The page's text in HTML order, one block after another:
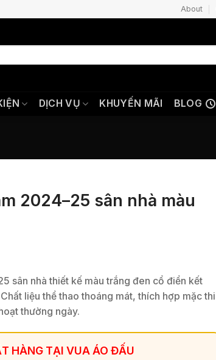
About
DỊCH VỤ KHUYẾN MÃI BLOG
2024–25 sân nhà màu
sân nhà thiết kế màu trắng đen cổ điển kết
liệu thể thao thoáng mát, thích hợp mặc thi
thường ngày.
HÀNG TẠI VUA ÁO ĐẤU